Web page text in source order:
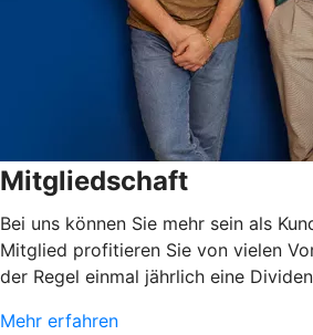
Mitgliedschaft
Bei uns können Sie mehr sein als
Mitglied profitieren Sie von vielen
der Regel einmal jährlich eine
Mehr erfahren